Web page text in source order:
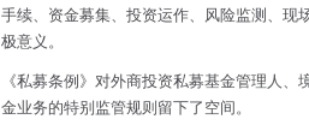
手续、资金募集、投资运作、风险监测、现
极意义。
《私募条例》对外商投资私募基金管理人
金业务的特别监管规则留下了空间。